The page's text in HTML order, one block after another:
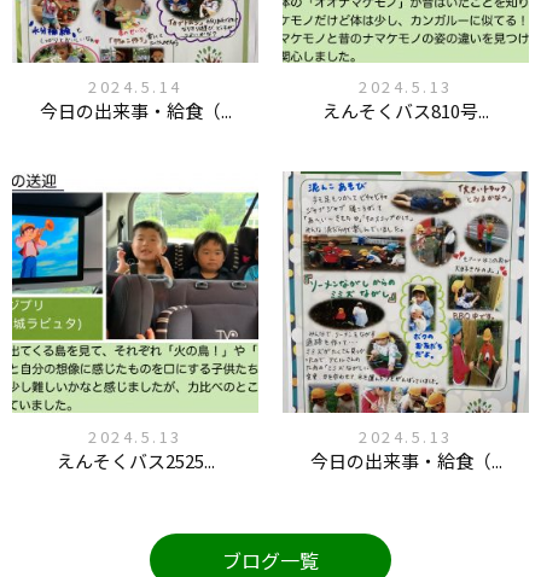
2024.5.14
今日の出来事・給食（...
2024.5.13
えんそくバス810号...
2024.5.13
えんそくバス2525...
2024.5.13
今日の出来事・給食（...
ブログ一覧